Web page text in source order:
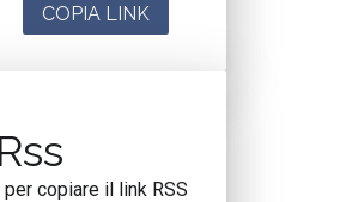
COPIA LINK
copiare il link RSS